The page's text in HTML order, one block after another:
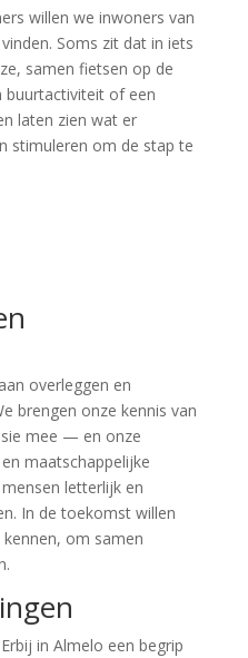
willen we inwoners van
Soms zit dat in iets
samen fietsen op de
buurtactiviteit of een
laten zien wat er
stimuleren om de stap te
overleggen en
brengen onze kennis van
mee — en onze
maatschappelijke
letterlijk en
In de toekomst willen
om samen
in Almelo een begrip